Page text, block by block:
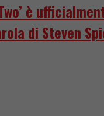
è
di Steven